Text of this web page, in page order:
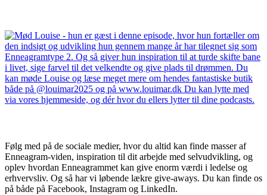
Følg med på de sociale medier, hvor du altid kan finde masser af
Enneagram-viden, inspiration til dit arbejde med selvudvikling, og
oplev hvordan Enneagrammet kan give enorm værdi i ledelse og
erhvervsliv. Og så har vi løbende lækre give-aways. Du kan finde os
på både på Facebook, Instagram og LinkedIn.